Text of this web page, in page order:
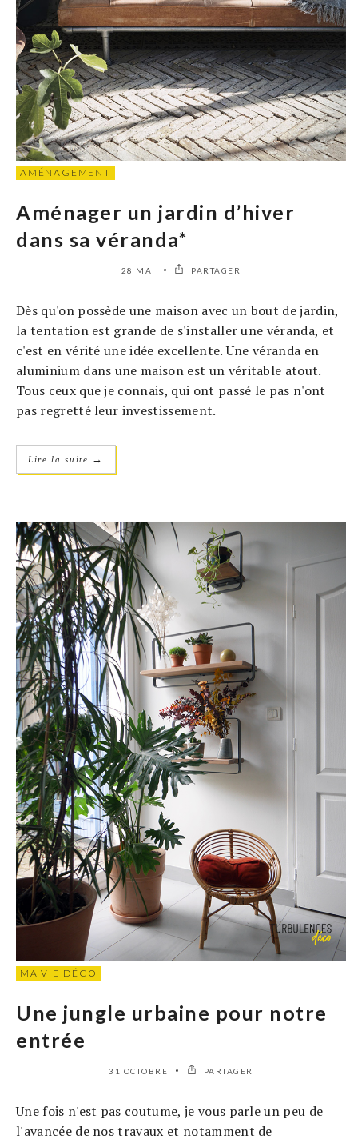
AMÉNAGEMENT
Aménager un jardin d’hiver
dans sa véranda*
28 MAI PARTAGER
Dès qu'on possède une maison avec un bout de jardin,
la tentation est grande de s'installer une véranda, et
c'est en vérité une idée excellente. Une véranda en
aluminium dans une maison est un véritable atout.
Tous ceux que je connais, qui ont passé le pas n'ont
pas regretté leur investissement.
Lire la suite →
MA VIE DÉCO
Une jungle urbaine pour notre
entrée
31 OCTOBRE PARTAGER
Une fois n'est pas coutume, je vous parle un peu de
l'avancée de nos travaux et notamment de